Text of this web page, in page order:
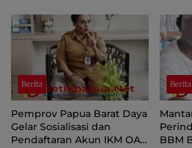
81
Berita
Pemprov Papua Barat Daya
Gelar Sosialisasi dan
Pendaftaran Akun IKM OAP
Berita
BBM